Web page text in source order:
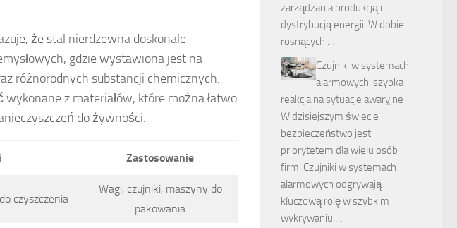
że stal nierdzewna doskonale
gdzie wystawiona jest na
różnorodnych substancji chemicznych.
z materiałów, które można łatwo
do żywności.
Zastosowanie
czyszczenia
Wagi, czujniki, maszyny do
pakowania
zarządzania produkcją i
dystrybucją energii. W dobie
rosnących …
Czujniki w systemach
alarmowych: szybka
reakcja na sytuacje awaryjne
W dzisiejszym świecie
bezpieczeństwo jest
priorytetem dla wielu osób i
firm. Czujniki w systemach
alarmowych odgrywają
kluczową rolę w szybkim
wykrywaniu …